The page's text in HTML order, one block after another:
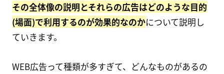
その全体像の説明とそれらの広告はどのような目的
(場面)で利用するのが効果的なのかについて説明し
ていきます。
WEB広告って種類が多すぎて、どんなものがあるの